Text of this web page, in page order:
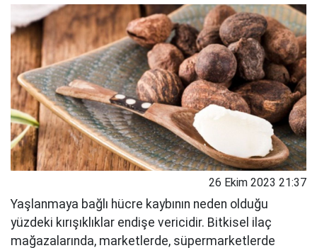
26 Ekim 2023 21:37
Yaşlanmaya bağlı hücre kaybının neden olduğu
yüzdeki kırışıklıklar endişe vericidir. Bitkisel ilaç
mağazalarında, marketlerde, süpermarketlerde